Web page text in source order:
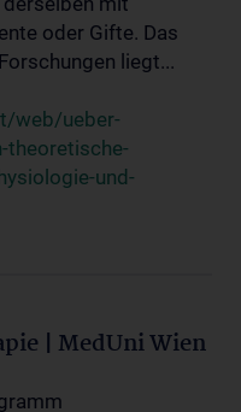
oder Gifte. Das
liegt...
web/ueber-
theoretische-
und-
| MedUni Wien